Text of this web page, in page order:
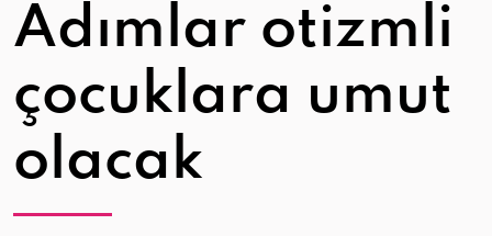
Adımlar otizmli
çocuklara umut
olacak